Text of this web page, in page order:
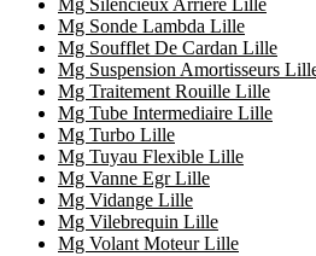
Mg Silencieux Arrière Lille
Mg Sonde Lambda Lille
Mg Soufflet De Cardan Lille
Mg Suspension Amortisseurs
Mg Traitement Rouille Lille
Mg Tube Intermediaire Lille
Mg Turbo Lille
Mg Tuyau Flexible Lille
Mg Vanne Egr Lille
Mg Vidange Lille
Mg Vilebrequin Lille
Mg Volant Moteur Lille